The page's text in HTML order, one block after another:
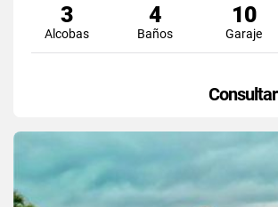
3
Alcobas
4
Baños
10
Garaje
Consultar